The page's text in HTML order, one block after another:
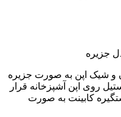
جزیره
و شیک اپن به صورت جزیره
روی اپن آشپزخانه قرار
کابینت به صورت